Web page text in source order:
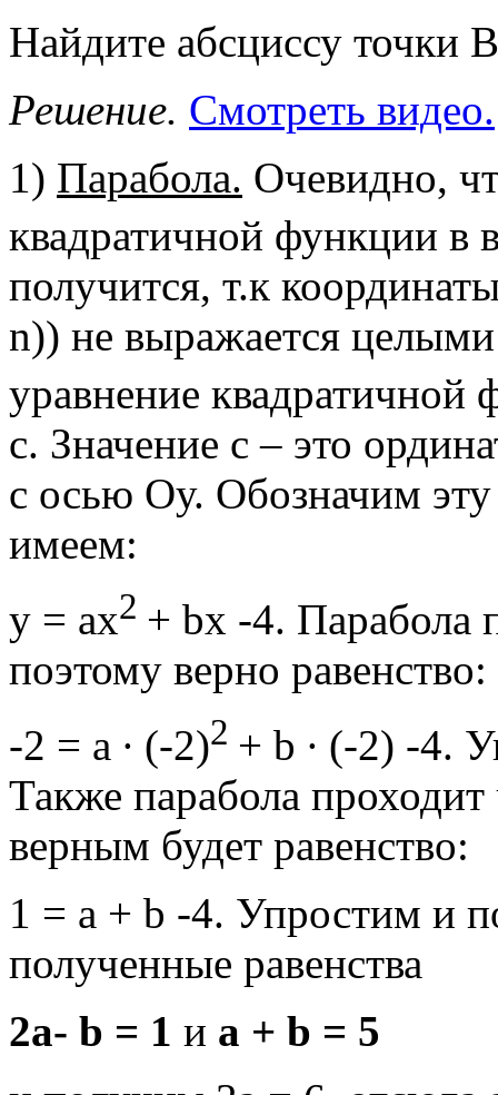
Найдите абсциссу точки
Решение. Смотреть видео.
1) Парабола. Очевидно,
квадратичной функции в
получится, т.к
n)) не выражается
уравнение
c. Значение с – это
с осью Оу. Обозначим
имеем:
у = ax2 + bx -4. Парабола
поэтому верно равенство:
-2 = a ∙ (-2)2 + b ∙ (-2) -4.
Также парабола
верным будет равенство:
1 = а + b -4. Упростим и
полученные равенства
2а- b = 1 и а + b = 5